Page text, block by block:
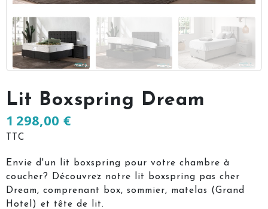
Lit Boxspring Dream
1 298,00 €
TTC
Envie d'un lit boxspring pour votre chambre à
coucher? Découvrez notre lit boxspring pas cher
Dream, comprenant box, sommier, matelas (Grand
Hotel) et tête de lit.